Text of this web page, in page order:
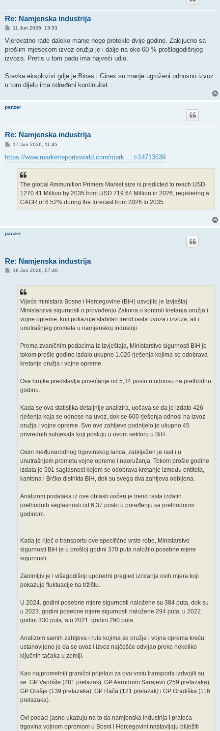
Re: Namjenska industrija
P
s
11 Jun 2026, 13:33
Vjerovatno rade daleko manje nego protekle dvije godine. Zakljucno sa
prošlim mjesecom izvoz oružja je i dalje na oko 60 % prošlogodišnjeg
izvoza. Pretis u tom padu ima najveći udio.
Stavka eksplozivi gdje je Binas i Ginex su manje ugroženi odnosno izvoz
u tom dijelu ima određeni kontinuitet.
panzer
Re: Namjenska industrija
P
s
t
17 Jun 2026, 11:45
https://www.marketreportsworld.com/mark ... t-14713539
The global Ammunition Primers Market size is predicted to reach USD
1270.41 Million by 2035 from USD 719.64 Million in 2026, registering a
CAGR of 6.52% during the forecast from 2026 to 2035.
panzer
Re: Namjenska industrija
P18 Jun 2026, 07:46
Vijeće ministara Bosne i Hercegovine (BiH) usvojilo je Izvještaj
Ministarstva sigurnosti o provođenju Zakona o kontroli kretanja oružja i
vojne opreme, koji pokazuje stabilan trend rasta uvoza i izvoza, ali i
unutrašnjeg prometa u namjenskoj industriji.
Prema zvaničnim podacima iz izvještaja, Ministarstvo sigurnosti BiH je
tokom prošle godine izdalo ukupno 1.026 rješenja kojima se odobrava
kretanje oružja i vojne opreme.
Ova brojka predstavlja povećanje od 5,34 posto u odnosu na prethodnu
godinu.
Kada se ova statistika detaljnije analizira, uočava se da je izdato 426
rješenja koja se odnose na uvoz, dok se 600 rješenja odnosi na izvoz
oružja i vojne opreme. Sve ove zahtjeve podnijelo je ukupno 45
privrednih subjekata koji posluju u ovom sektoru u BiH.
Osim međunarodnog trgovinskog lanca, zabilježen je rast i u
unutrašnjem prometu vojne opreme i naoružanja. Tokom prošle godine
izdata je 501 saglasnost kojom se odobrava kretanje između entiteta,
kantona i Brčko distrikta BiH, dok su svega dva zahtjeva odbijena.
Analizom podataka iz ove oblasti uočen je trend rasta izdatih
prethodnih saglasnosti od 6,37 posto u poređenju sa prethodnom
godinom.
Kada je riječ o transportu ove specifične vrste robe, Ministarstvo
sigurnosti BiH je u prošloj godini 370 puta naložilo posebne mjere
sigurnosti.
Zanimljiv je i višegodišnji uporedni pregled izricanja ovih mjera koji
pokazuje fluktuacije na tržištu.
U 2024. godini posebne mjere sigurnosti naložene su 384 puta, dok su
u 2023. godini posebne mjere sigurnosti naložene 294 puta, u 2022.
godini 330 puta, a u 2021. godini 290 puta.
Analizom samih zahtjeva i ruta kojima se oružje i vojna oprema kreću,
ustanovljeno je da se uvoz i izvoz najčešće odvijao preko nekoliko
ključnih tačaka u zemlji.
Kao najprometniji granični prijelazi za ovu vrstu transporta izdvojili su
se: GP Vardište (281 prelazak), GP Aerodrom Sarajevo (259 prelazaka),
GP Orašje (139 prelazaka), GP Rača (121 prelazak) i GP Gradiška (116
prelazaka).
Ovi podaci jasno ukazuju na to da namjenska industrija i prateća
trgovina vojnom opremom u Bosni i Hercegovini nastavljaju bilježiti